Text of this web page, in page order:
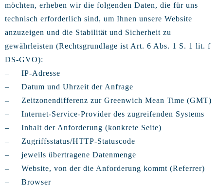
möchten, erheben wir die folgenden Daten, die für uns
technisch erforderlich sind, um Ihnen unsere Website
anzuzeigen und die Stabilität und Sicherheit zu
gewährleisten (Rechtsgrundlage ist Art. 6 Abs. 1 S. 1 lit. f
DS-GVO):
– IP-Adresse
– Datum und Uhrzeit der Anfrage
– Zeitzonendifferenz zur Greenwich Mean Time (GMT)
– Internet-Service-Provider des zugreifenden Systems
– Inhalt der Anforderung (konkrete Seite)
– Zugriffsstatus/HTTP-Statuscode
– jeweils übertragene Datenmenge
– Website, von der die Anforderung kommt (Referrer)
– Browser